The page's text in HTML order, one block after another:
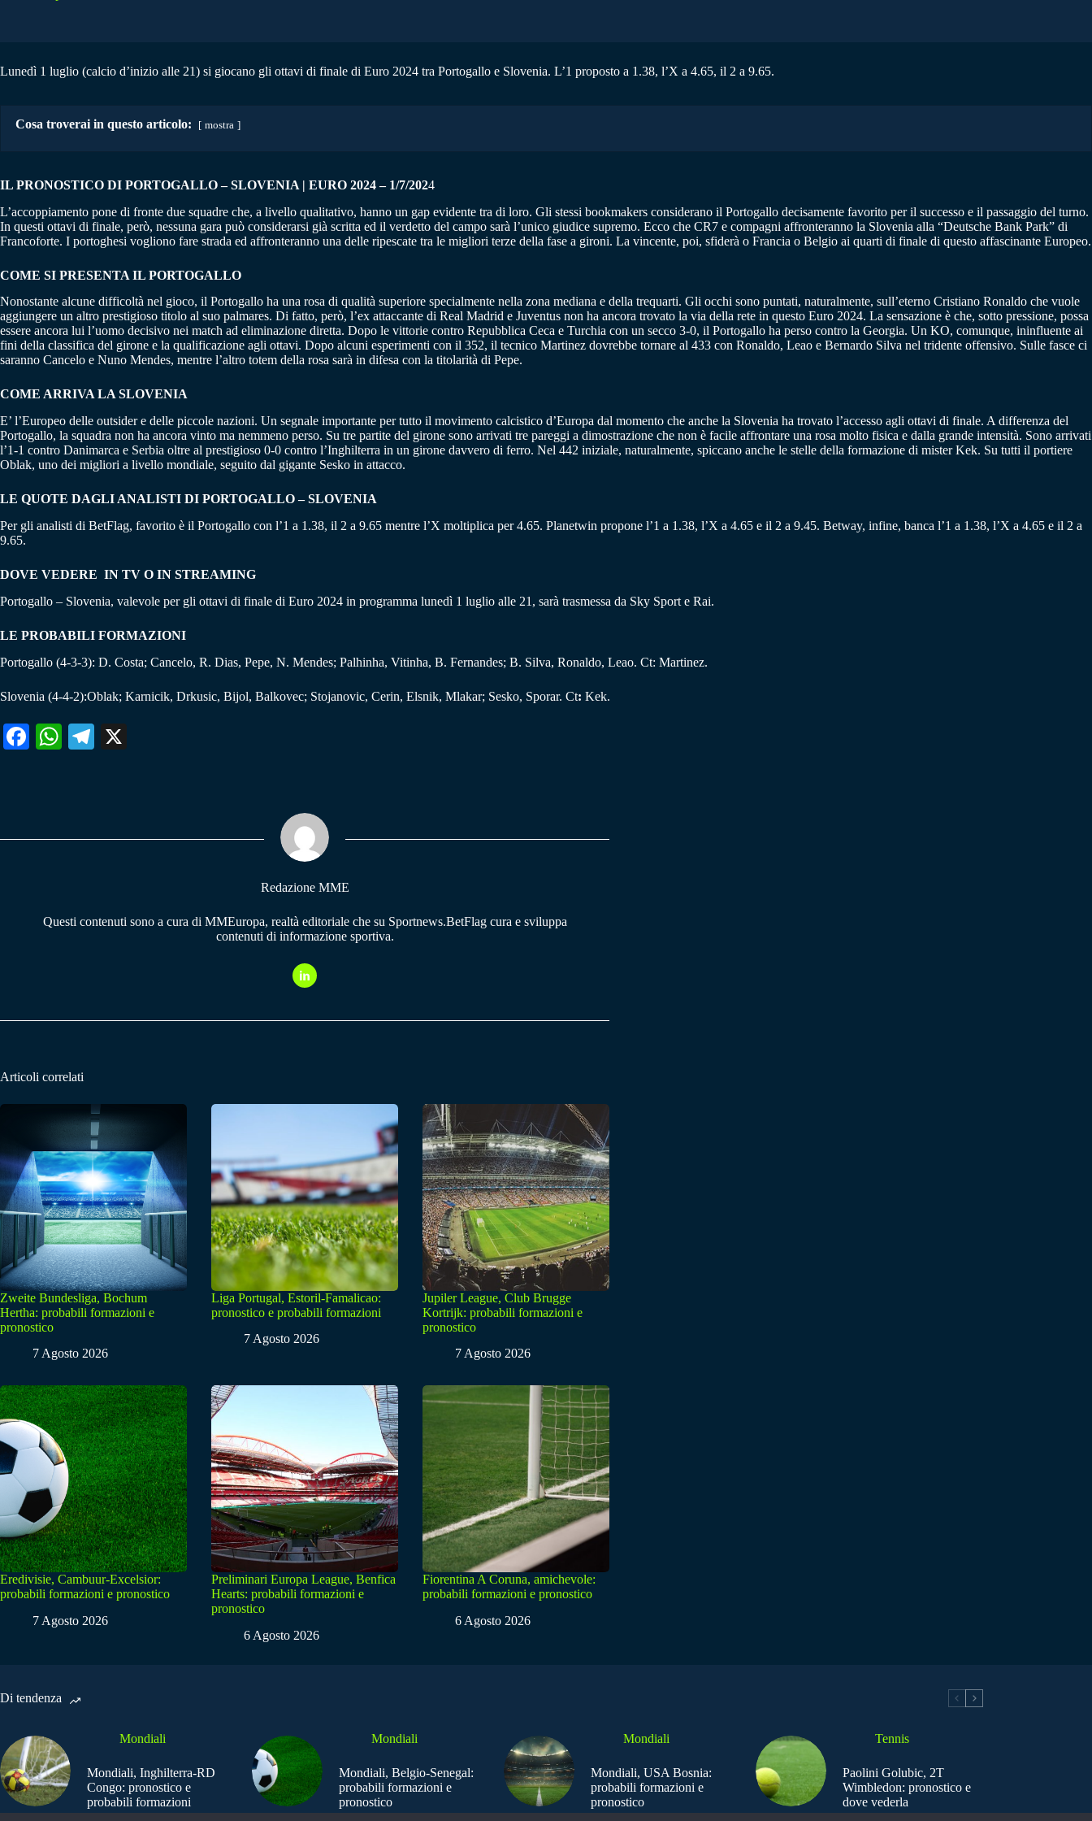
Lunedì 1 luglio (calcio d’inizio alle 21) si giocano gli ottavi di finale di Euro 2024 tra Portogallo e Slovenia. L’1 proposto a 1.38, l’X a 4.65, il 2 a 9.65.
Cosa troverai in questo articolo: mostra
IL PRONOSTICO DI PORTOGALLO – SLOVENIA | EURO 2024 – 1/7/2024
L’accoppiamento pone di fronte due squadre che, a livello qualitativo, hanno un gap evidente tra di loro. Gli stessi bookmakers considerano il Portogallo decisamente favorito per il successo e il passaggio del turno.
In questi ottavi di finale, però, nessuna gara può considerarsi già scritta ed il verdetto del campo sarà l’unico giudice supremo. Ecco che CR7 e compagni affronteranno la Slovenia alla “Deutsche Bank Park” di
Francoforte. I portoghesi vogliono fare strada ed affronteranno una delle ripescate tra le migliori terze della fase a gironi. La vincente, poi, sfiderà o Francia o Belgio ai quarti di finale di questo affascinante Europeo.
COME SI PRESENTA IL PORTOGALLO
Nonostante alcune difficoltà nel gioco, il Portogallo ha una rosa di qualità superiore specialmente nella zona mediana e della trequarti. Gli occhi sono puntati, naturalmente, sull’eterno Cristiano Ronaldo che vuole
aggiungere un altro prestigioso titolo al suo palmares. Di fatto, però, l’ex attaccante di Real Madrid e Juventus non ha ancora trovato la via della rete in questo Euro 2024. La sensazione è che, sotto pressione, possa
essere ancora lui l’uomo decisivo nei match ad eliminazione diretta. Dopo le vittorie contro Repubblica Ceca e Turchia con un secco 3-0, il Portogallo ha perso contro la Georgia. Un KO, comunque, ininfluente ai
fini della classifica del girone e la qualificazione agli ottavi. Dopo alcuni esperimenti con il 352, il tecnico Martinez dovrebbe tornare al 433 con Ronaldo, Leao e Bernardo Silva nel tridente offensivo. Sulle fasce ci
saranno Cancelo e Nuno Mendes, mentre l’altro totem della rosa sarà in difesa con la titolarità di Pepe.
COME ARRIVA LA SLOVENIA
E’ l’Europeo delle outsider e delle piccole nazioni. Un segnale importante per tutto il movimento calcistico d’Europa dal momento che anche la Slovenia ha trovato l’accesso agli ottavi di finale. A differenza del
Portogallo, la squadra non ha ancora vinto ma nemmeno perso. Su tre partite del girone sono arrivati tre pareggi a dimostrazione che non è facile affrontare una rosa molto fisica e dalla grande intensità. Sono arrivati
l’1-1 contro Danimarca e Serbia oltre al prestigioso 0-0 contro l’Inghilterra in un girone davvero di ferro. Nel 442 iniziale, naturalmente, spiccano anche le stelle della formazione di mister Kek. Su tutti il portiere
Oblak, uno dei migliori a livello mondiale, seguito dal gigante Sesko in attacco.
LE QUOTE DAGLI ANALISTI DI PORTOGALLO – SLOVENIA
Per gli analisti di BetFlag, favorito è il Portogallo con l’1 a 1.38, il 2 a 9.65 mentre l’X moltiplica per 4.65. Planetwin propone l’1 a 1.38, l’X a 4.65 e il 2 a 9.45. Betway, infine, banca l’1 a 1.38, l’X a 4.65 e il 2 a
9.65.
DOVE VEDERE IN TV O IN STREAMING
Portogallo – Slovenia, valevole per gli ottavi di finale di Euro 2024 in programma lunedì 1 luglio alle 21, sarà trasmessa da Sky Sport e Rai.
LE PROBABILI FORMAZIONI
Portogallo (4-3-3): D. Costa; Cancelo, R. Dias, Pepe, N. Mendes; Palhinha, Vitinha, B. Fernandes; B. Silva, Ronaldo, Leao. Ct: Martinez.
Slovenia (4-4-2):Oblak; Karnicik, Drkusic, Bijol, Balkovec; Stojanovic, Cerin, Elsnik, Mlakar; Sesko, Sporar. Ct: Kek.
Fa W
pp
Te
m
Redazione MME
Questi contenuti sono a cura di MMEuropa, realtà editoriale che su Sportnews.BetFlag cura e sviluppa
contenuti di informazione sportiva.
Articoli correlati
Zweite Bundesliga, Bochum
Hertha: probabili formazioni e
pronostico
7 Agosto 2026
Liga Portugal, Estoril-Famalicao:
pronostico e probabili formazioni
7 Agosto 2026
Jupiler League, Club Brugge
Kortrijk: probabili formazioni e
pronostico
7 Agosto 2026
Eredivisie, Cambuur-Excelsior:
probabili formazioni e pronostico
7 Agosto 2026
Preliminari Europa League, Benfica
Hearts: probabili formazioni e
pronostico
6 Agosto 2026
Fiorentina A Coruna, amichevole:
probabili formazioni e pronostico
6 Agosto 2026
Di tendenza
Mondiali
Mondiali, Inghilterra-RD
Congo: pronostico e
probabili formazioni
Mondiali
Mondiali, Belgio-Senegal:
probabili formazioni e
pronostico
Mondiali
Mondiali, USA Bosnia:
probabili formazioni e
pronostico
Tennis
Paolini Golubic, 2T
Wimbledon: pronostico e
dove vederla